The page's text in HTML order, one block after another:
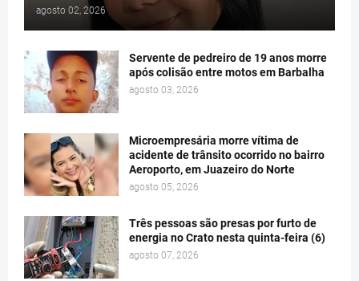
agosto 02, 2026
Servente de pedreiro de 19 anos morre
após colisão entre motos em Barbalha
agosto 03, 2026
Microempresária morre vítima de
acidente de trânsito ocorrido no bairro
Aeroporto, em Juazeiro do Norte
agosto 05, 2026
Três pessoas são presas por furto de
energia no Crato nesta quinta-feira (6)
agosto 07, 2026